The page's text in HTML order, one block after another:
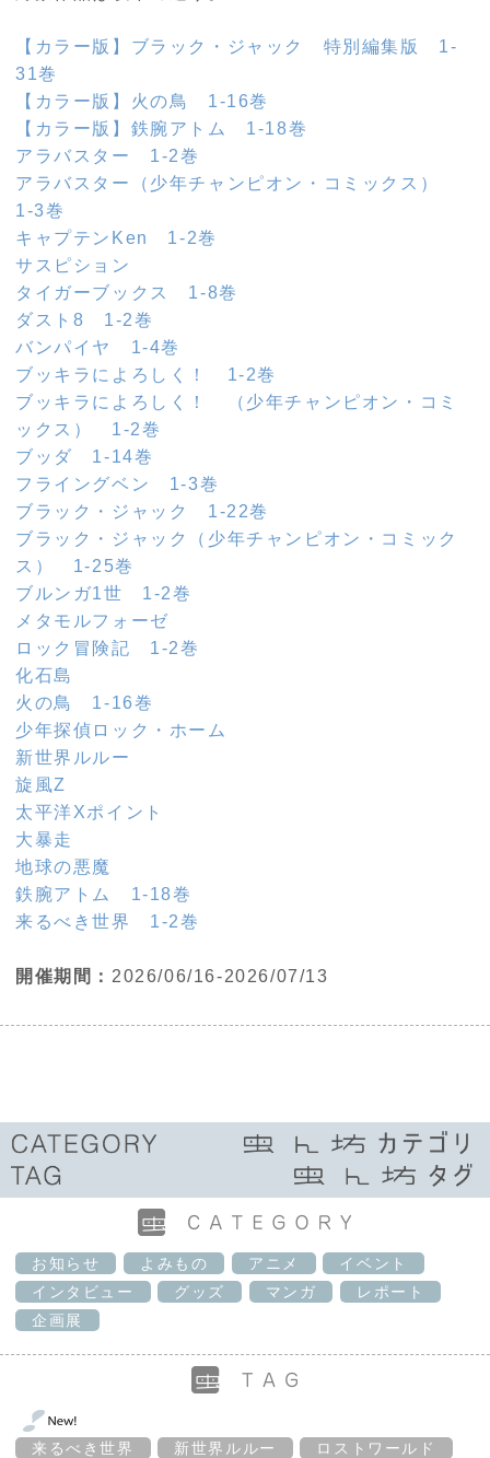
【カラー版】ブラック・ジャック 特別編集版 1-
31巻
【カラー版】火の鳥 1-16巻
【カラー版】鉄腕アトム 1-18巻
アラバスター 1-2巻
アラバスター（少年チャンピオン・コミックス）
1-3巻
キャプテンKen 1-2巻
サスピション
タイガーブックス 1-8巻
ダスト8 1-2巻
バンパイヤ 1-4巻
ブッキラによろしく！ 1-2巻
ブッキラによろしく！ （少年チャンピオン・コミ
ックス） 1-2巻
ブッダ 1-14巻
フライングベン 1-3巻
ブラック・ジャック 1-22巻
ブラック・ジャック（少年チャンピオン・コミック
ス） 1-25巻
ブルンガ1世 1-2巻
メタモルフォーゼ
ロック冒険記 1-2巻
化石島
火の鳥 1-16巻
少年探偵ロック・ホーム
新世界ルルー
旋風Z
太平洋Xポイント
大暴走
地球の悪魔
鉄腕アトム 1-18巻
来るべき世界 1-2巻
開催期間： 2026/06/16-2026/07/13
お知らせ よみもの アニメ
イベント
インタビュー
グッズ マンガ
レポート
企画展
来るべき世界 新世界ルルー ロストワールド